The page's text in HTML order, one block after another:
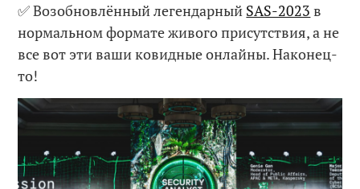
✅ Возобновлённый легендарный SAS-2023 в
нормальном формате живого присутствия, а не
все вот эти ваши ковидные онлайны. Наконец-
то!